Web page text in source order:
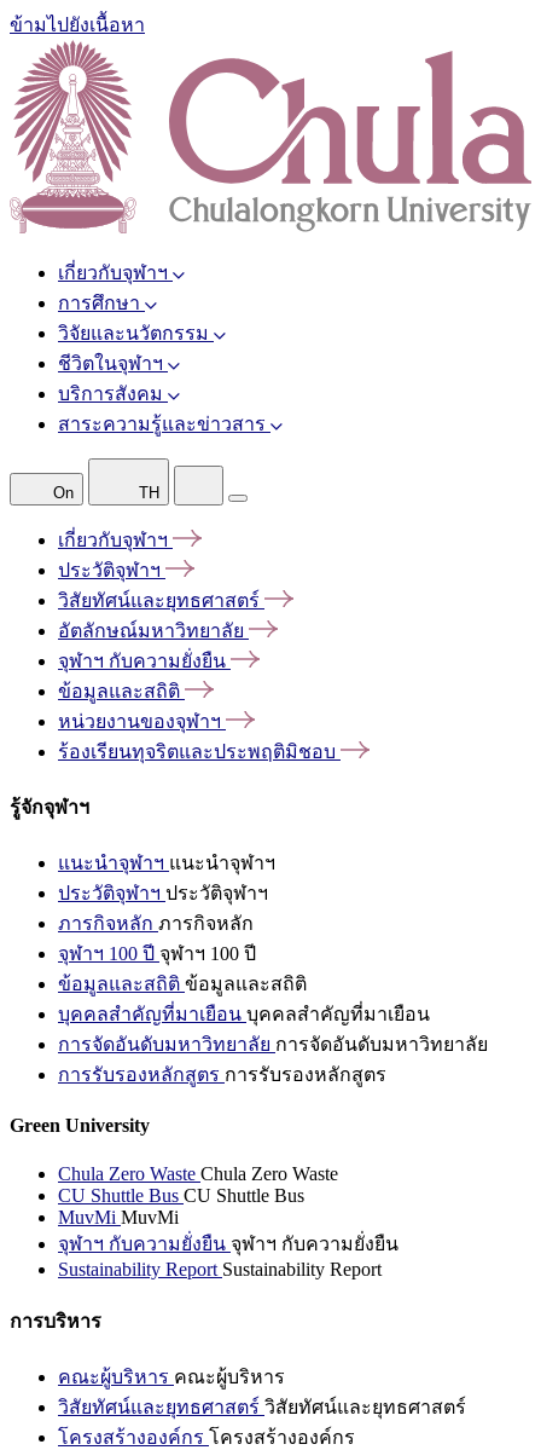
ข้ามไปยังเนื้อหา
เกี่ยวกับจุฬาฯ
การศึกษา
วิจัยและนวัตกรรม
ชีวิตในจุฬาฯ
บริการสังคม
สาระความรู้และข่าวสาร
On TH
เกี่ยวกับจุฬาฯ
ประวัติจุฬาฯ
วิสัยทัศน์และยุทธศาสตร์
อัตลักษณ์มหาวิทยาลัย
จุฬาฯ กับความยั่งยืน
ข้อมูลและสถิติ
หน่วยงานของจุฬาฯ
ร้องเรียนทุจริตและประพฤติมิชอบ
รู้จักจุฬาฯ
แนะนำจุฬาฯ แนะนำจุฬาฯ
ประวัติจุฬาฯ ประวัติจุฬาฯ
ภารกิจหลัก ภารกิจหลัก
จุฬาฯ 100 ปี จุฬาฯ 100 ปี
ข้อมูลและสถิติ ข้อมูลและสถิติ
บุคคลสำคัญที่มาเยือน บุคคลสำคัญที่มาเยือน
การจัดอันดับมหาวิทยาลัย การจัดอันดับมหาวิทยาลัย
การรับรองหลักสูตร การรับรองหลักสูตร
Green University
Chula Zero Waste Chula Zero Waste
CU Shuttle Bus CU Shuttle Bus
MuvMi MuvMi
จุฬาฯ กับความยั่งยืน จุฬาฯ กับความยั่งยืน
Sustainability Report Sustainability Report
การบริหาร
คณะผู้บริหาร คณะผู้บริหาร
วิสัยทัศน์และยุทธศาสตร์ วิสัยทัศน์และยุทธศาสตร์
โครงสร้างองค์กร โครงสร้างองค์กร